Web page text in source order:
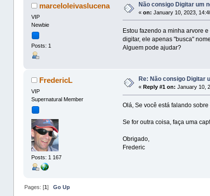
marceloleivaslucena
VIP
Newbie
Posts: 1
Não consigo Digitar um
« on: January 10, 2023,
Estou fazendo a minha arvore
digitar, ele apenas "busca"
Alguem pode ajudar?
FredericL
VIP
Supernatural Member
Posts: 1 167
Re: Não consigo Digitar
« Reply #1 on: January 10,
Olá, Se você está falando
Se for outra coisa, faça uma
Obrigado,
Frederic
Pages: [1]Go Up